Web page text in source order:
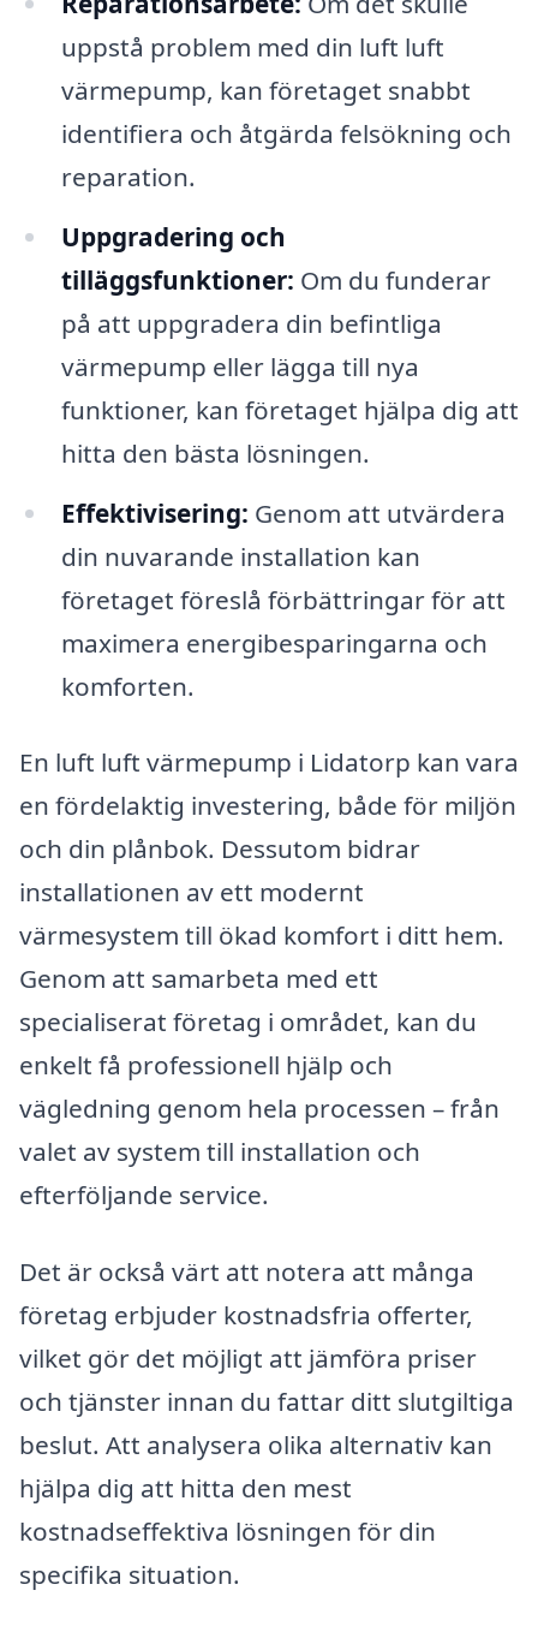
uppstå problem med din luft luft
värmepump, kan företaget snabbt
identifiera och åtgärda felsökning och
reparation.
Uppgradering och
tilläggsfunktioner: Om du funderar
på att uppgradera din befintliga
värmepump eller lägga till nya
funktioner, kan företaget hjälpa dig att
hitta den bästa lösningen.
Effektivisering: Genom att utvärdera
din nuvarande installation kan
företaget föreslå förbättringar för att
maximera energibesparingarna och
komforten.
En luft luft värmepump i Lidatorp kan vara
en fördelaktig investering, både för miljön
och din plånbok. Dessutom bidrar
installationen av ett modernt
värmesystem till ökad komfort i ditt hem.
Genom att samarbeta med ett
specialiserat företag i området, kan du
enkelt få professionell hjälp och
vägledning genom hela processen – från
valet av system till installation och
efterföljande service.
Det är också värt att notera att många
företag erbjuder kostnadsfria offerter,
vilket gör det möjligt att jämföra priser
och tjänster innan du fattar ditt slutgiltiga
beslut. Att analysera olika alternativ kan
hjälpa dig att hitta den mest
kostnadseffektiva lösningen för din
specifika situation.